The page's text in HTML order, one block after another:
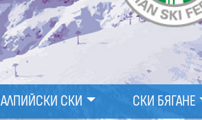
АЛПИЙСКИ СКИ СКИ БЯГАНЕ